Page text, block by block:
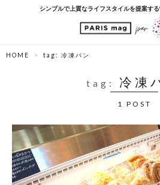
シンプルで上質なライフスタイルを提案す
HOME tag: 冷凍パン
tag: 冷凍
1 POST